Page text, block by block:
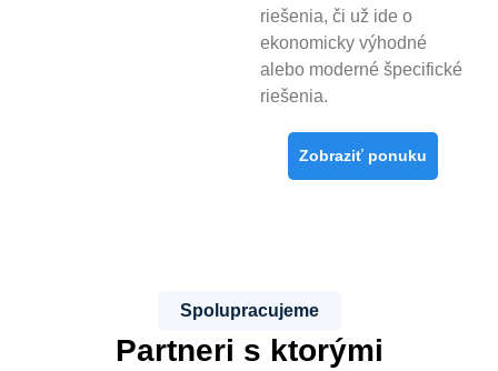
riešenia, či už ide o
ekonomicky výhodné
alebo moderné špecifické
riešenia.
Zobraziť ponuku
Spolupracujeme
Partneri s ktorými